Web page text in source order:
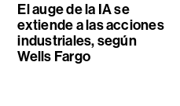
El auge de la IA se
extiende a las acciones
industriales, según
Wells Fargo